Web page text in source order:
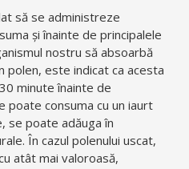
să se administreze
și înainte de principalele
nostru să absoarbă
polen, este indicat ca acesta
minute înainte de
poate consuma cu un iaurt
se poate adăuga în
În cazul polenului uscat,
atât mai valoroasă,